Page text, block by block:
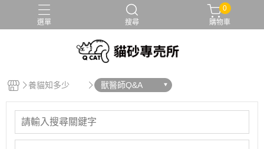
選單 搜尋
0
購物車
養貓知多少 獸醫師Q&A